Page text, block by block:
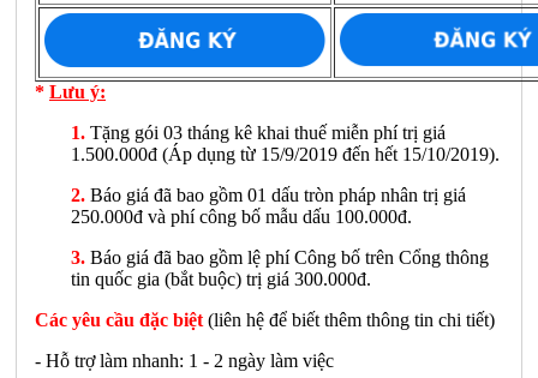
* Lưu ý:
1. Tặng gói 03 tháng kê khai thuế miễn phí trị giá
1.500.000đ (Áp dụng từ 15/9/2019 đến hết 15/10/2019).
2. Báo giá đã bao gồm 01 dấu tròn pháp nhân trị giá
250.000đ và phí công bố mẫu dấu 100.000đ.
3. Báo giá đã bao gồm lệ phí Công bố trên Cổng thông
tin quốc gia (bắt buộc) trị giá 300.000đ.
Các yêu cầu đặc biệt (liên hệ để biết thêm thông tin chi tiết)
- Hỗ trợ làm nhanh: 1 - 2 ngày làm việc